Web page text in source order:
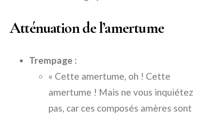
Atténuation de l’amertume
Trempage :
« Cette amertume, oh ! Cette
amertume ! Mais ne vous inquiétez
pas, car ces composés amères sont